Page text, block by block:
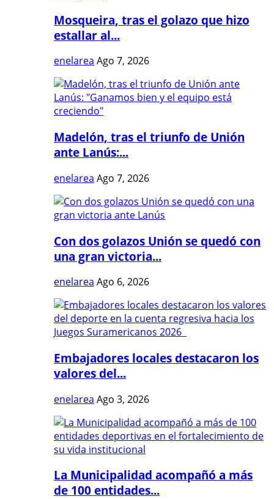
Mosqueira, tras el golazo que hizo
estallar al...
enelarea Ago 7, 2026
Madelón, tras el triunfo de Unión
ante Lanús:...
enelarea Ago 7, 2026
Con dos golazos Unión se quedó con
una gran victoria...
enelarea Ago 6, 2026
Embajadores locales destacaron los
valores del...
enelarea Ago 3, 2026
La Municipalidad acompañó a más
de 100 entidades...